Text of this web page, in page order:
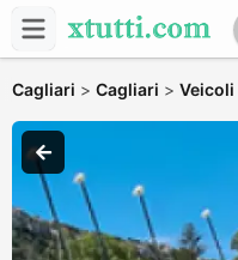
Cagliari > Cagliari > Veicoli